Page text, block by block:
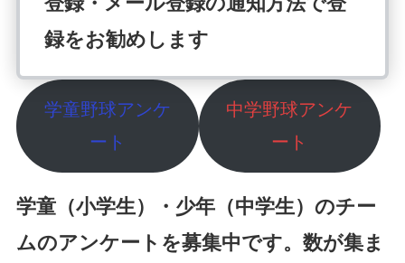
録をお勧めします
学童野球アンケ
ート
中学野球アンケ
ート
学童（小学生）・少年（中学生）のチー
ムのアンケートを募集中です。数が集ま